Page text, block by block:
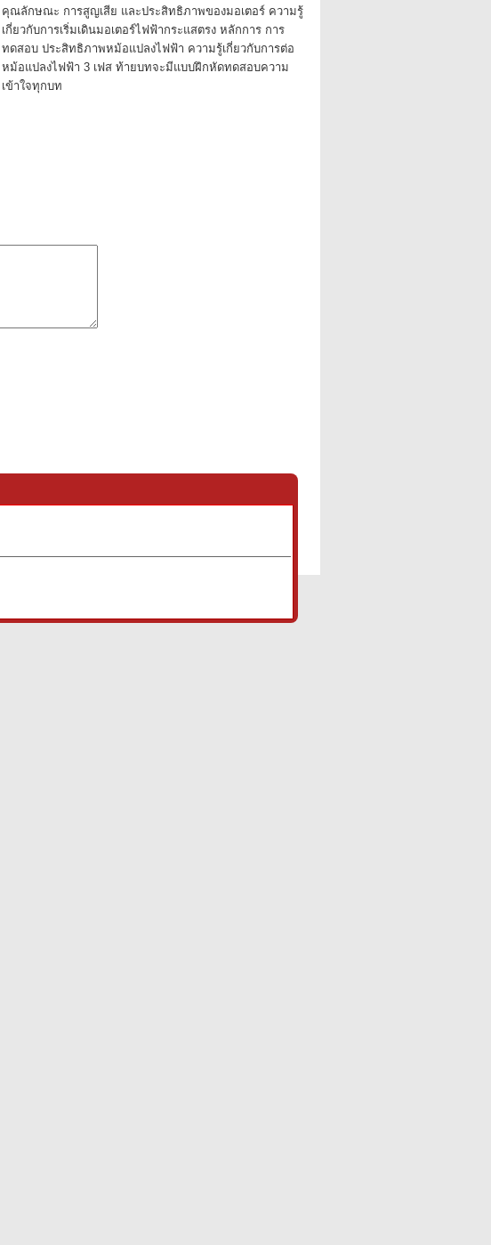
คุณลักษณะ การสูญเสีย และประสิทธิภาพของมอเตอร์ ความรู้
เกี่ยวกับการเริ่มเดินมอเตอร์ไฟฟ้ากระแสตรง หลักการ การ
ทดสอบ ประสิทธิภาพหม้อแปลงไฟฟ้า ความรู้เกี่ยวกับการต่อ
หม้อแปลงไฟฟ้า 3 เฟส ท้ายบทจะมีแบบฝึกหัดทดสอบความ
เข้าใจทุกบท